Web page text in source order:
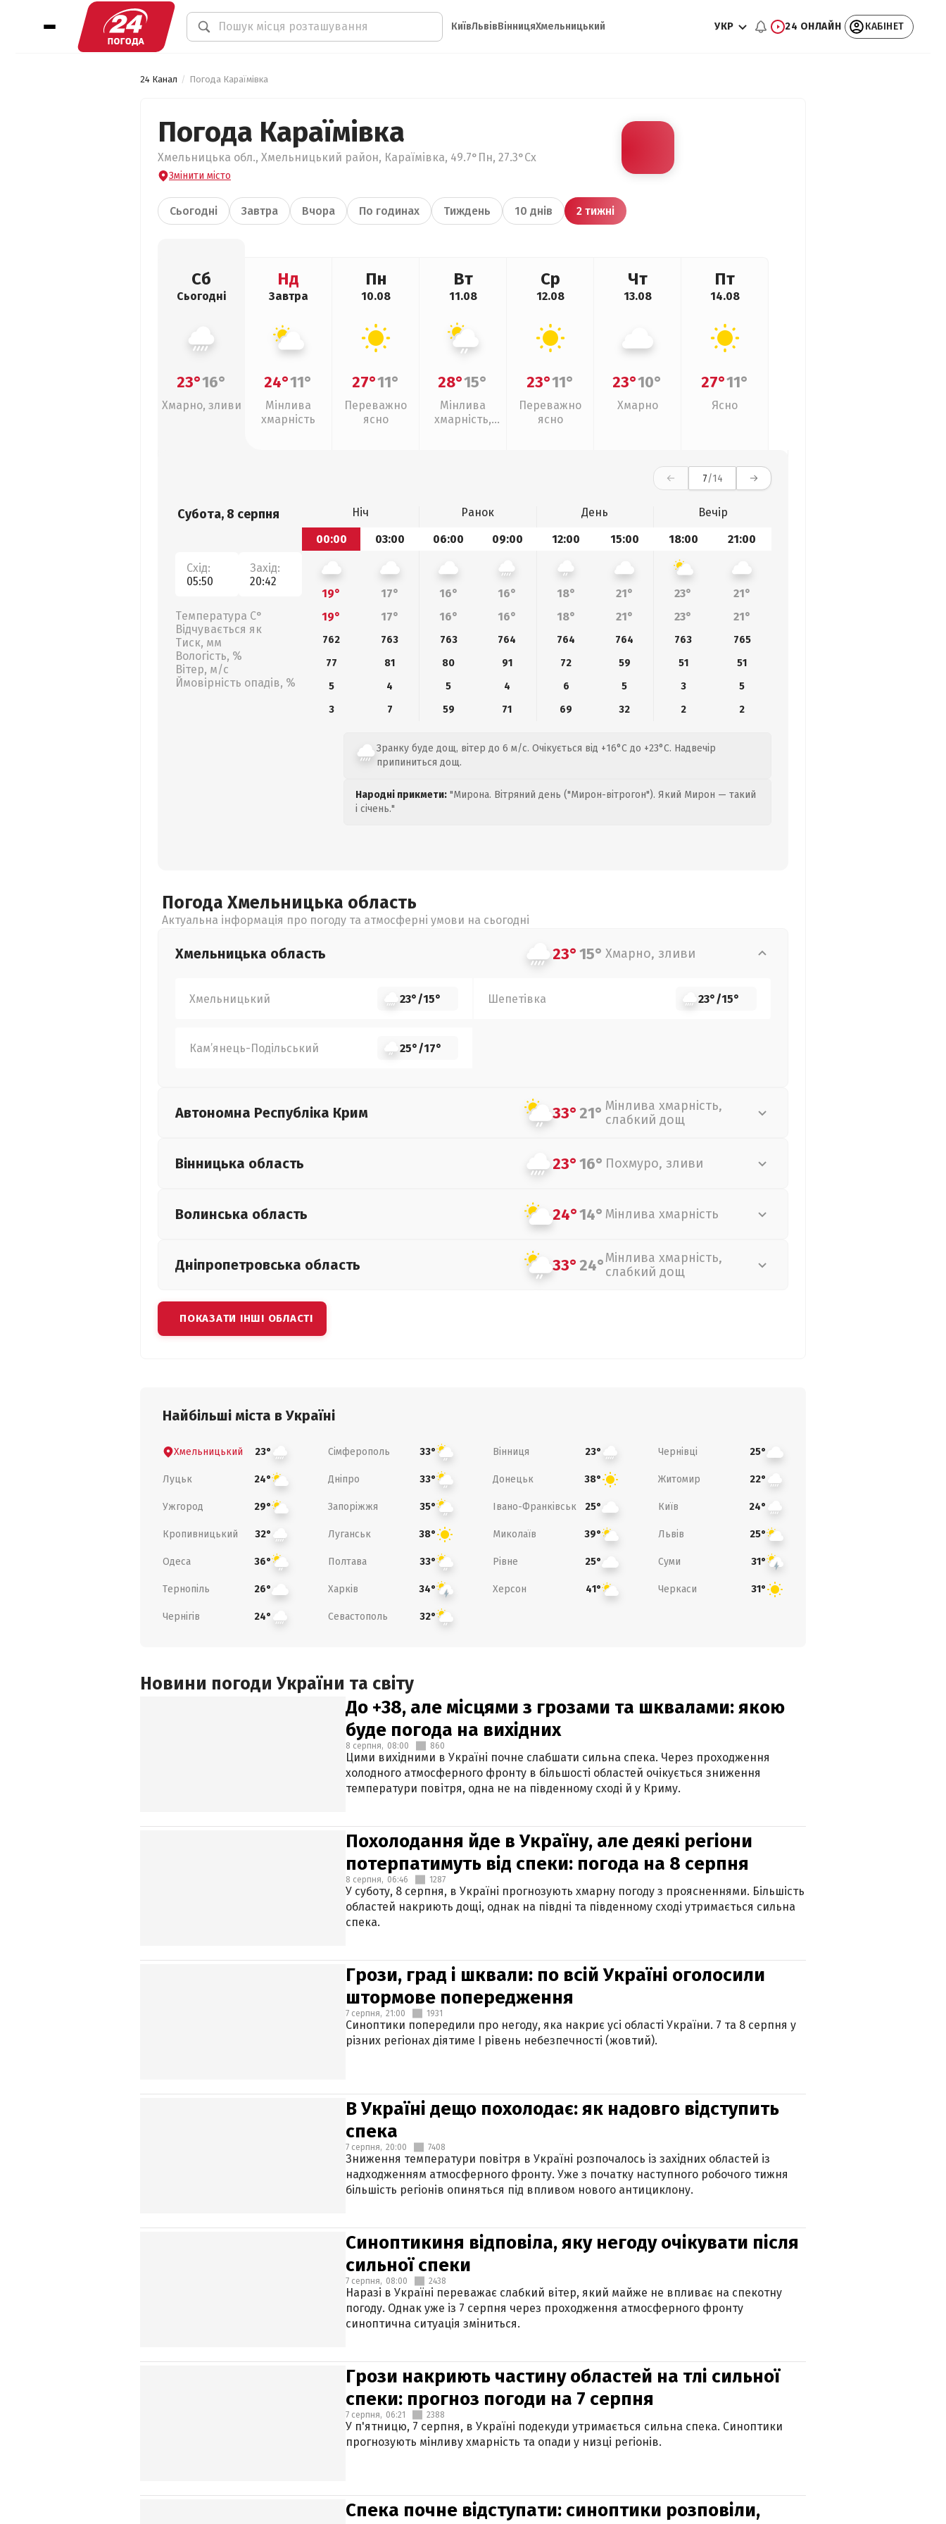
КиївЛьвівВінницяХмельницький УКР 24 ОНЛАЙН КАБІНЕТ
24 Канал Погода Караїмівка
Погода Караїмівка
Хмельницька обл., Хмельницький район, Караїмівка, 49.7°Пн, 27.3°Сх
Змінити місто
Сьогодні Завтра Вчора По годинах Тиждень 10 днів 2 тижні
Сб
Сьогодні
23°16°
Хмарно, зливи
Нд
Завтра
24°11°
Мінлива
хмарність
Пн
10.08
27°11°
Переважно
ясно
Вт
11.08
28°15°
Мінлива
хмарність,
Ср
12.08
23°11°
Переважно
ясно
Чт
13.08
23°10°
Хмарно
Пт
14.08
27°11°
Ясно
7/14
Субота, 8 серпня
Схід:
05:50
Захід:
20:42
Температура С°
Відчувається як
Тиск, мм
Вологість, %
Вітер, м/с
Ймовірність опадів, %
Ніч Ранок День
Вечір
00:00
03:00 06:00 09:00 12:00 15:00 18:00 21:00
19° 17° 16° 16° 18° 21° 23°
21°
19°
17° 16° 16° 18° 21° 23° 21°
762 763 763 764 764 764 763
765
77
81 80 91 72 59 51
51
5
4 5 4 6 5 3
5
3
7 59 71 69 32 2 2
Зранку буде дощ, вітер до 6 м/с. Очікується від +16°C до +23°C. Надвечір
припиниться дощ.
Народні прикмети: "Мирона. Вітряний день ("Мирон-вітрогон"). Який Мирон — такий
і січень."
Погода Хмельницька область
Актуальна інформація про погоду та атмосферні умови на сьогодні
Хмельницька область 23°15° Хмарно, зливи
Хмельницький 23°/15° Шепетівка 23°/15°
Кам’янець-Подільський 25°/17°
Автономна Республіка Крим 33°21° Мінлива хмарність,
слабкий дощ
Вінницька область 23°16° Похмуро, зливи
Волинська область 24°14° Мінлива хмарність
Дніпропетровська область 33°24°Мінлива хмарність,
слабкий дощ
ПОКАЗАТИ ІНШІ ОБЛАСТІ
Найбільші міста в Україні
Хмельницький 23° Сімферополь 33° Вінниця 23° Чернівці 25°
Луцьк 24° Дніпро 33° Донецьк 38° Житомир 22°
Ужгород 29° Запоріжжя 35° Івано-Франківськ 25° Київ 24°
Кропивницький 32° Луганськ 38° Миколаїв 39° Львів 25°
Одеса 36° Полтава 33° Рівне 25° Суми 31°
Тернопіль 26° Харків 34° Херсон 41° Черкаси 31°
Чернігів 24° Севастополь 32°
Новини погоди України та світу
До +38, але місцями з грозами та шквалами: якою
буде погода на вихідних
8 серпня, 08:00 860
Цими вихідними в Україні почне слабшати сильна спека. Через проходження
холодного атмосферного фронту в більшості областей очікується зниження
температури повітря, одна не на південному сході й у Криму.
Похолодання йде в Україну, але деякі регіони
потерпатимуть від спеки: погода на 8 серпня
8 серпня, 06:46 1287
У суботу, 8 серпня, в Україні прогнозують хмарну погоду з проясненнями. Більшість
областей накриють дощі, однак на півдні та південному сході утримається сильна
спека.
Грози, град і шквали: по всій Україні оголосили
штормове попередження
7 серпня, 21:00 1931
Синоптики попередили про негоду, яка накриє усі області України. 7 та 8 серпня у
різних регіонах діятиме І рівень небезпечності (жовтий).
В Україні дещо похолодає: як надовго відступить
спека
7 серпня, 20:00 7408
Зниження температури повітря в Україні розпочалось із західних областей із
надходженням атмосферного фронту. Уже з початку наступного робочого тижня
більшість регіонів опиняться під впливом нового антициклону.
Синоптикиня відповіла, яку негоду очікувати після
сильної спеки
7 серпня, 08:00 2438
Наразі в Україні переважає слабкий вітер, який майже не впливає на спекотну
погоду. Однак уже із 7 серпня через проходження атмосферного фронту
синоптична ситуація зміниться.
Грози накриють частину областей на тлі сильної
спеки: прогноз погоди на 7 серпня
7 серпня, 06:21 2388
У п'ятницю, 7 серпня, в Україні подекуди утримається сильна спека. Синоптики
прогнозують мінливу хмарність та опади у низці регіонів.
Спека почне відступати: синоптики розповіли,